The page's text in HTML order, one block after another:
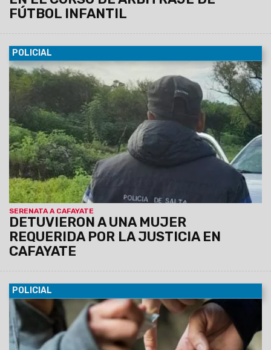
FÚTBOL INFANTIL
POLICIAL
SERENATA A CAFAYATE
DETUVIERON A UNA MUJER
REQUERIDA POR LA JUSTICIA EN
CAFAYATE
26/02/2024 En el marco del operativo “Edición 50°
Serenata de Cayafate”, ayer la Dirección General de
Investigaciones concretó la demora de una mujer que
registraba pedido de captura. Fue puesta a disposición de la
justicia.
POLICIAL
09/02/2024
La fiscalía requirió al Juzgado de Garantías en
turno el libramiento de la orden de allanamiento
correspondiente y se detuvo a padre e hija.